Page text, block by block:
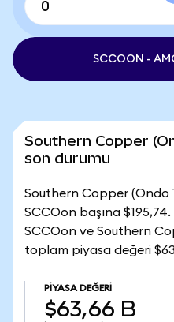
SCCOON -
Southern Copper
son durumu
Southern Copper (Ondo
SCCOon başına
SCCOon ve Southern
toplam piyasa değeri
PIYASA DEĞERI
$63,66 B